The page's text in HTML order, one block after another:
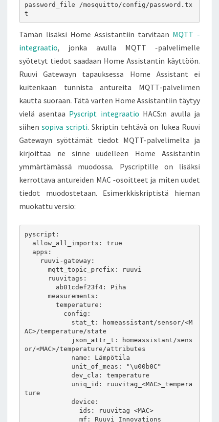
password_file /mosquitto/config/password.tx
Tämän lisäksi Home Assistantiin tarvitaan MQTT -
integraatio, jonka avulla MQTT -palvelimelle
syötetyt tiedot saadaan Home Assistantin käyttöön.
Ruuvi Gatewayn tapauksessa Home Assistant ei
kuitenkaan tunnista antureita MQTT-palvelimen
kautta suoraan. Tätä varten Home Assistantiin täytyy
vielä asentaa Pyscript integraatio HACS:n avulla ja
siihensopiva scripti. Skriptin tehtävä on lukea Ruuvi
Gatewayn syöttämät tiedot MQTT-palvelimelta ja
kirjoittaa ne sinne uudelleen Home Assistantin
ymmärtämässä muodossa. Pyscriptille on lisäksi
kerrottava antureiden MAC -osoitteet ja miten uudet
tiedot muodostetaan. Esimerkkiskriptistä hieman
muokattu versio:
pyscript:
AC>/temperature/state
or/<MAC>/temperature/attributes
ture